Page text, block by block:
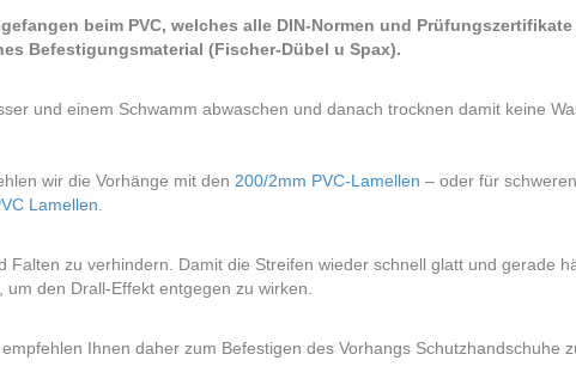
beim PVC, welches alle DIN-Normen und
Befestigungsmaterial (Fischer-Dübel u Spax).
und einem Schwamm abwaschen und danach trocknen damit keine
wir die Vorhänge mit den 200/2mm PVC-Lamellen – oder für
Lamellen
zu verhindern. Damit die Streifen wieder schnell glatt und gerade
den Drall-Effekt entgegen zu wirken.
Ihnen daher zum Befestigen des Vorhangs Schutzhandschuhe